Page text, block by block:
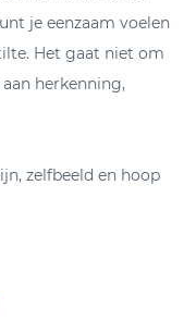
je eenzaam voelen
Het gaat niet om
herkenning,
zelfbeeld en hoop